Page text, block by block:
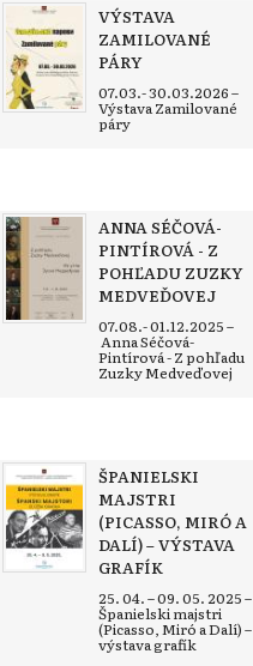
VÝSTAVA
ZAMILOVANÉ
PÁRY
07.03.- 30.03.2026 –
Výstava Zamilované
páry
ANNA SÉČOVÁ-
PINTÍROVÁ - Z
POHĽADU ZUZKY
MEDVEĎOVEJ
07.08.- 01.12.2025 –
Anna Séčová-
Pintírová - Z pohľadu
Zuzky Medveďovej
ŠPANIELSKI
MAJSTRI
(PICASSO, MIRÓ A
DALÍ) – VÝSTAVA
GRAFÍK
25. 04. – 09. 05. 2025 –
Španielski majstri
(Picasso, Miró a Dalí) –
výstava grafík